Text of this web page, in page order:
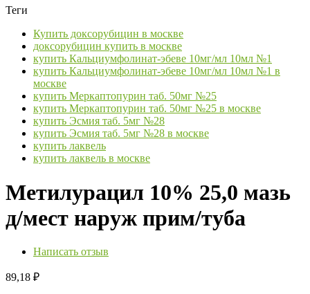
Теги
Купить доксорубицин в москве
доксорубицин купить в москве
купить Кальциумфолинат-эбеве 10мг/мл 10мл №1
купить Кальциумфолинат-эбеве 10мг/мл 10мл №1 в
москве
купить Меркаптопурин таб. 50мг №25
купить Меркаптопурин таб. 50мг №25 в москве
купить Эсмия таб. 5мг №28
купить Эсмия таб. 5мг №28 в москве
купить лаквель
купить лаквель в москве
Метилурацил 10% 25,0 мазь
д/мест наруж прим/туба
Написать отзыв
89,18 ₽